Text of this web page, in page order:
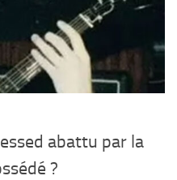
abattu par la
?